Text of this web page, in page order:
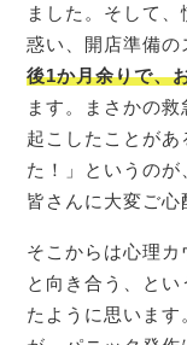
ました。そして
惑い、開店準備
後1か月余りで、
ます。まさかの
起こしたことが
た！」というの
皆さんに大変ご心
そこからは心理
と向き合う、と
たように思いま